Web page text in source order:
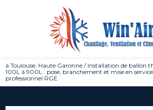
à Toulouse, Haute Garonne / Installation de ballon
100L à 900L : pose, branchement et mise en
professionnel RGE
Panneau de gestion des cookies